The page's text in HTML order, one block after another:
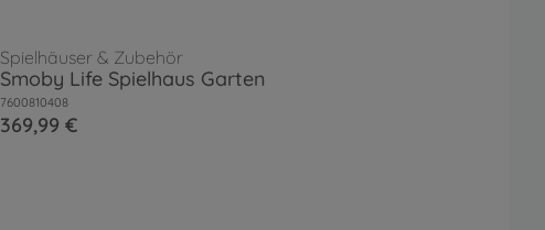
Spielhäuser & Zubehör
Smoby Life Spielhaus Garten
7600810408
369,99 €